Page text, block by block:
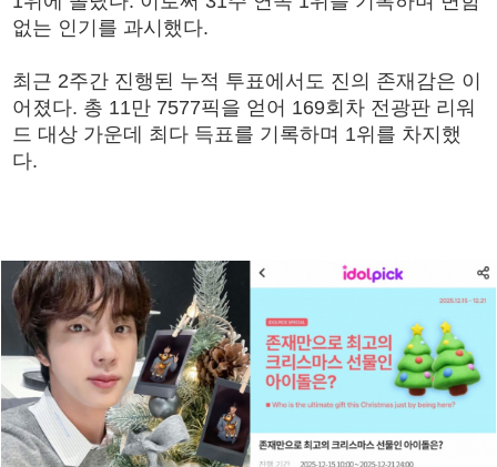
없는 인기를 과시했다.
최근 2주간 진행된 누적 투표에서도 진의 존재감은 이
어졌다. 총 11만 7577픽을 얻어 169회차 전광판 리워
드 대상 가운데 최다 득표를 기록하며 1위를 차지했
다.